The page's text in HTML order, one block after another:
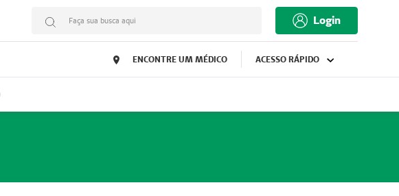
Faça sua busca aqui Login
ENCONTRE UM MÉDICO ACESSO RÁPIDO